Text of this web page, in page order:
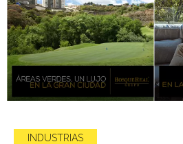
INDUSTRIAS